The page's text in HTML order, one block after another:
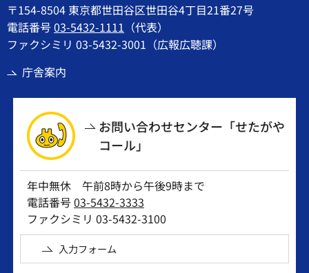
〒154-8504 東京都世田谷区世田谷4丁目21番27号
電話番号03-5432-1111 （代表）
ファクシミリ 03-5432-3001（広報広聴課）
庁舎案内
お問い合わせセンター「せたがや
コール」
年中無休 午前8時から午後9時まで
電話番号03-5432-3333
ファクシミリ 03-5432-3100
入力フォーム